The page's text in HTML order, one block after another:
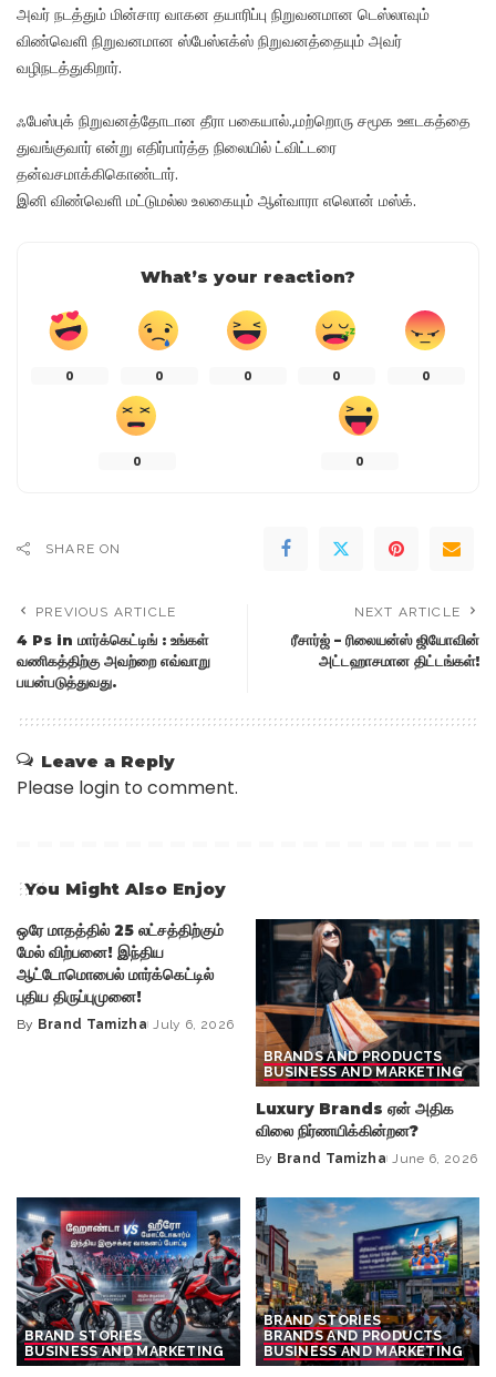
அவர் நடத்தும் மின்சார வாகன தயாரிப்பு நிறுவனமான டெஸ்லாவும்
விண்வெளி நிறுவனமான ஸ்பேஸ்எக்ஸ் நிறுவனத்தையும் அவர்
வழிநடத்துகிறார்.
ஃபேஸ்புக் நிறுவனத்தோடான தீரா பகையால்.,மற்றொரு சமூக ஊடகத்தை
துவங்குவார் என்று எதிர்பார்த்த நிலையில் ட்விட்டரை
தன்வசமாக்கிகொண்டார்.
இனி விண்வெளி மட்டுமல்ல உலகையும் ஆள்வாரா எலொன் மஸ்க்.
What’s your reaction?
0 0 0 0 0
0 0
SHARE ON
PREVIOUS ARTICLE
4 Ps in மார்க்கெட்டிங் : உங்கள்
வணிகத்திற்கு அவற்றை எவ்வாறு
பயன்படுத்துவது.
NEXT ARTICLE
ரீசார்ஜ் – ரிலையன்ஸ் ஜியோவின்
அட்டஹாசமான திட்டங்கள்!
Leave a Reply
Please login to comment.
You Might Also Enjoy
ஒரே மாதத்தில் 25 லட்சத்திற்கும்
மேல் விற்பனை! இந்திய
ஆட்டோமொபைல் மார்க்கெட்டில்
புதிய திருப்புமுனை!
Posted
By Brand Tamizha July 6, 2026
BRANDS AND PRODUCTS
BUSINESS AND MARKETING
Luxury Brands ஏன் அதிக
விலை நிர்ணயிக்கின்றன?
Posted
By Brand Tamizha June 6, 2026
BRAND STORIES
BUSINESS AND MARKETING
BRAND STORIES
BRANDS AND PRODUCTS
BUSINESS AND MARKETING